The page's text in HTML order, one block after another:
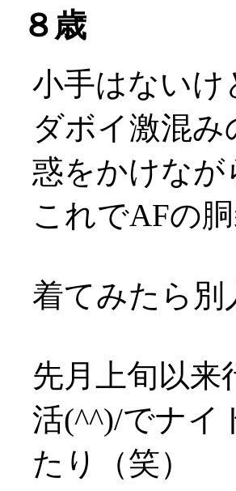
８歳
小手はないけ
ダボイ激混
惑をかけな
これでAFの
着てみたら
先月上旬以来
活(^^)/でナイ
たり（笑）